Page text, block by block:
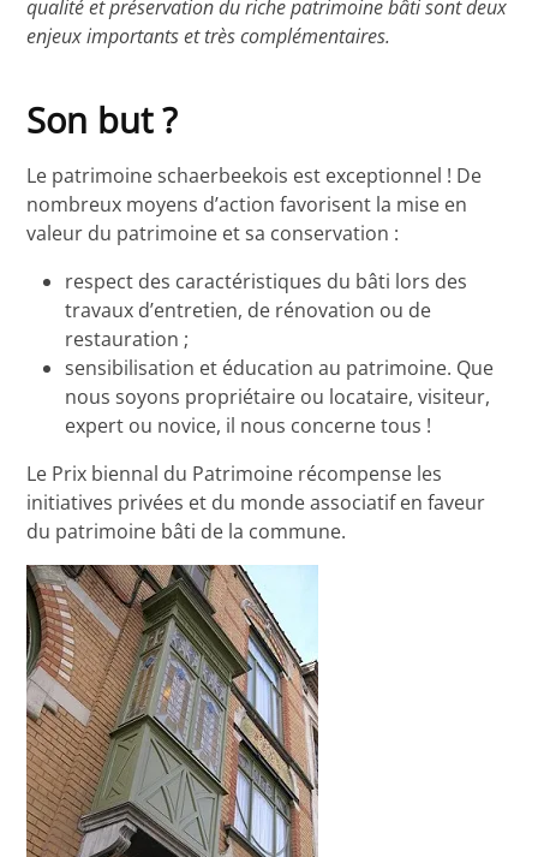
qualité et préservation du riche patrimoine bâti sont deux
enjeux importants et très complémentaires.
Son but ?
Le patrimoine schaerbeekois est exceptionnel ! De
nombreux moyens d’action favorisent la mise en
valeur du patrimoine et sa conservation :
respect des caractéristiques du bâti lors des
travaux d’entretien, de rénovation ou de
restauration ;
sensibilisation et éducation au patrimoine. Que
nous soyons propriétaire ou locataire, visiteur,
expert ou novice, il nous concerne tous !
Le Prix biennal du Patrimoine récompense les
initiatives privées et du monde associatif en faveur
du patrimoine bâti de la commune.